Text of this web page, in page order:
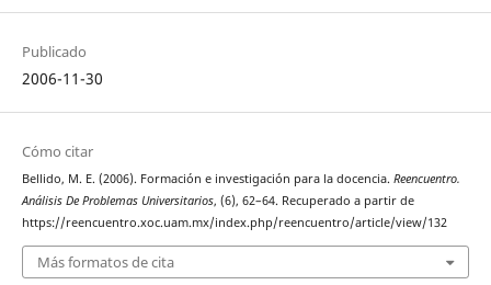
Publicado
2006-11-30
Cómo citar
Bellido, M. E. (2006). Formación e investigación para la docencia. Reencuentro.
Análisis De Problemas Universitarios, (6), 62–64. Recuperado a partir de
https://reencuentro.xoc.uam.mx/index.php/reencuentro/article/view/132
Más formatos de cita